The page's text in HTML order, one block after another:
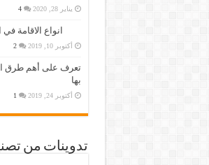
يناير 28, 2020 4
انواع الاقامة في
أكتوبر 10, 2019 2
تعرف على أهم طرق
بها
أكتوبر 24, 2019 1
تدوينات من